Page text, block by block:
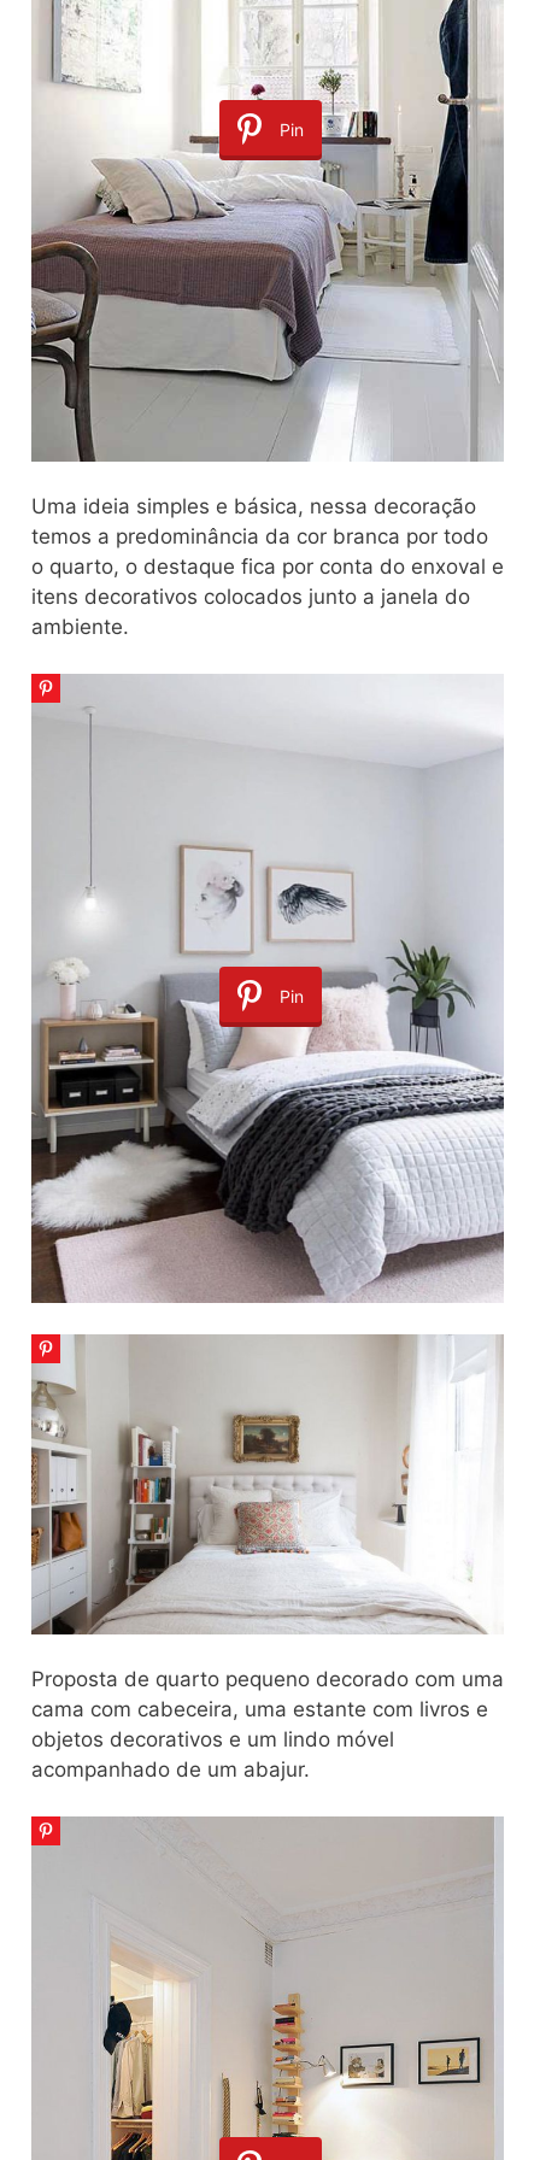
Pin
Uma ideia simples e básica, nessa decoração
temos a predominância da cor branca por todo
o quarto, o destaque fica por conta do enxoval e
itens decorativos colocados junto a janela do
ambiente.
Pin
Proposta de quarto pequeno decorado com uma
cama com cabeceira, uma estante com livros e
objetos decorativos e um lindo móvel
acompanhado de um abajur.